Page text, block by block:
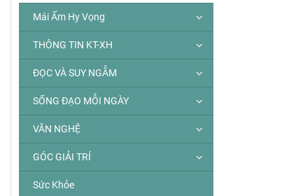
Mái Ấm Hy Vọng
THÔNG TIN KT-XH
ĐỌC VÀ SUY NGẪM
SỐNG ĐẠO MỖI NGÀY
VĂN NGHỆ
GÓC GIẢI TRÍ
Sức Khỏe